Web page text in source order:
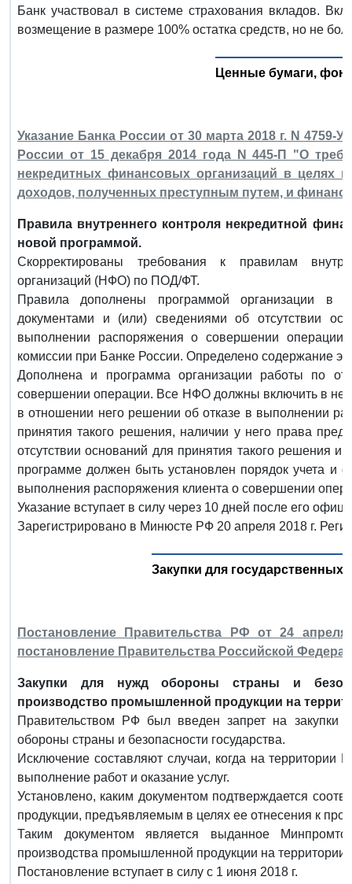
Банк участвовал в системе страхования вкладов.
возмещение в размере 100% остатка средств, но не
Ценные бумаги,
Указание Банка России от 30 марта 2018 г. N
России от 15 декабря 2014 года N 445-П "О
некредитных финансовых организаций в целях
доходов, полученных преступным путем, и
Правила внутреннего контроля некредитной
новой программой.
Скорректированы требования к правилам
организаций (НФО) по ПОД/ФТ.
Правила дополнены программой организации в
документами и (или) сведениями об отсутствии
выполнении распоряжения о совершении
комиссии при Банке России. Определено содержание
Дополнена и программа организации работы по
совершении операции. Все НФО должны включить в
в отношении него решении об отказе в выполнении
принятия такого решения, наличии у него права
отсутствии оснований для принятия такого решения и
программе должен быть установлен порядок учета и
выполнения распоряжения клиента о совершении
Указание вступает в силу через 10 дней после его
Зарегистрировано в Минюсте РФ 20 апреля 2018 г.
Закупки для
Постановление Правительства РФ от 24
постановление Правительства Российской
Закупки для нужд обороны страны и
производство промышленной продукции на
Правительством РФ был введен запрет на закупки
обороны страны и безопасности государства.
Исключение составляют случаи, когда на территории
выполнение работ и оказание услуг.
Установлено, каким документом подтверждается
продукции, предъявляемым в целях ее отнесения к
Таким документом является выданное
производства промышленной продукции на
Постановление вступает в силу с 1 июня 2018 г.